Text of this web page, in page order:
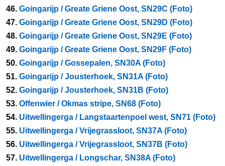
46. Goingarijp / Greate Griene Oost, SN29C (Foto)
47. Goingarijp / Greate Griene Oost, SN29D (Foto)
48. Goingarijp / Greate Griene Oost, SN29E (Foto)
49. Goingarijp / Greate Griene Oost, SN29F (Foto)
50. Goingarijp / Gossepalen, SN30A (Foto)
51. Goingarijp / Jousterhoek, SN31A (Foto)
52. Goingarijp / Jousterhoek, SN31B (Foto)
53. Offenwier / Okmas stripe, SN68 (Foto)
54. Uitwellingerga / Langstaartenpoel west, SN71 (Foto)
55. Uitwellingerga / Vrijegrassloot, SN37A (Foto)
56. Uitwellingerga / Vrijegrassloot, SN37B (Foto)
57. Uitwellingerga / Longschar, SN38A (Foto)